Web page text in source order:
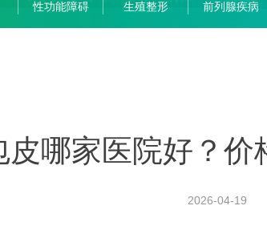
性功能障碍 生殖整形 前列腺疾病
皮哪家医院好？价
2026-04-19